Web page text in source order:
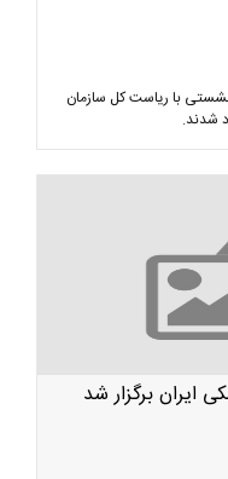
ایران 21مهرماه در نشستی با ریاست کل سازمان
شدند.
ایران برگزار شد